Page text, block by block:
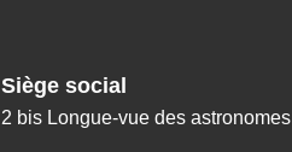
Siège social
2 bis Longue-vue des astronomes